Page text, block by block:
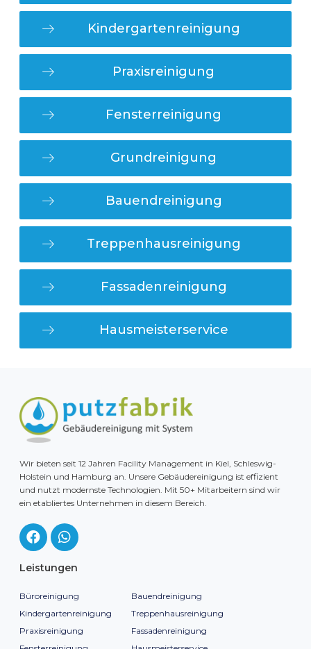
Kindergartenreinigung
Praxisreinigung
Fensterreinigung
Grundreinigung
Bauendreinigung
Treppenhausreinigung
Fassadenreinigung
Hausmeisterservice
Wir bieten seit 12 Jahren Facility Management in Kiel, Schleswig-
Holstein und Hamburg an. Unsere Gebäudereinigung ist effizient
und nutzt modernste Technologien. Mit 50+ Mitarbeitern sind wir
ein etabliertes Unternehmen in diesem Bereich.
Leistungen
Büroreinigung
Kindergartenreinigung
Praxisreinigung
Bauendreinigung
Treppenhausreinigung
Fassadenreinigung